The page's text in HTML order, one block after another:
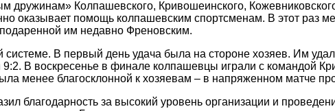
дружинам» Колпашевского, Кривошеинского,
оказывает помощь колпашевским спортсменам. В этот раз
им недавно Френовским.
системе. В первый день удача была на стороне хозяев. Им
9:2. В воскресенье в финале колпашевцы играли с командой
менее благосклонной к хозяевам – в напряженном матче
благодарность за высокий уровень организации и